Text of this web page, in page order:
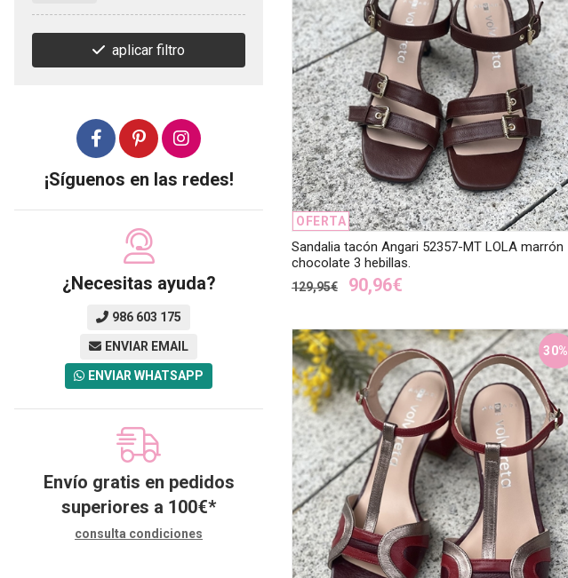
OFERTA
Sandalia tacón Angari 52357-MT LOLA marrón
chocolate 3 hebillas.
129,95€ 90,96€
30%
aplicar filtro
¡Síguenos en las redes!
¿Necesitas ayuda?
986 603 175
ENVIAR EMAIL
ENVIAR WHATSAPP
Envío gratis en pedidos
superiores a 100€*
consulta condiciones